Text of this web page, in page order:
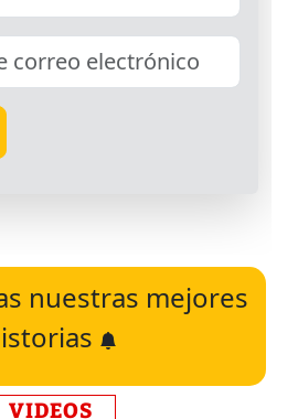
nuestras mejores
VIDEOS